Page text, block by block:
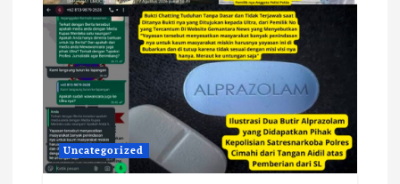
Uncategorized